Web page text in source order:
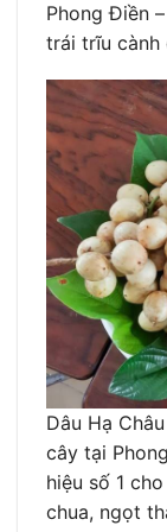
Phong Điền
trái trĩu cành
Dâu Hạ
cây tại
hiệu số 1
chua, ngọt